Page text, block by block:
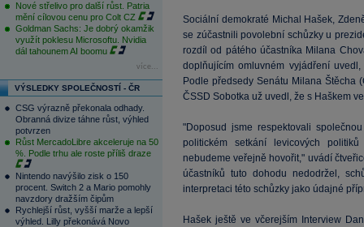
Nové střelivo pro další růst. Patria
mění cílovou cenu pro Colt CZ
Goldman Sachs: Je dobrý okamžik
využít poklesu Microsoftu. Nvidia
dál tahounem AI boomu
více...
VÝSLEDKY SPOLEČNOSTÍ - ČR
CSG výrazně překonala odhady.
Obranná divize táhne růst, výhled
potvrzen
Růst MercadoLibre akceleruje na 50
%. Podle trhu ale roste příliš draze
Nintendo navýšilo zisk o 150
procent. Switch 2 a Mario pomohly
navzdory dražším čipům
Rychlejší růst, vyšší marže a lepší
výhled. Lilly překonává Novo
Sociální demokraté Michal Hašek,
se zúčastnili povolební schůzky u
rozdíl od pátého účastníka Milana
doplňujícím omluvném vyjádření
Podle předsedy Senátu Milana Štěcha
ČSSD Sobotka už uvedl, že s Haškem
"Doposud jsme respektovali
politickém setkání levicových
nebudeme veřejně hovořit," uvádí
účastníků tuto dohodu nedodržel,
interpretaci této schůzky jako údajné
Hašek ještě ve včerejším Interview